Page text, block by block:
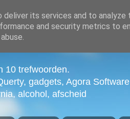
10 trefwoorden.
gadgets, Agora
alcohol, afscheid
its services and to analyze
and security metrics to